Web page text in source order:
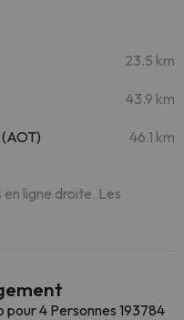
23.5 km
43.9 km
46.1 km
ligne droite. Les
pour 4 Personnes 193784